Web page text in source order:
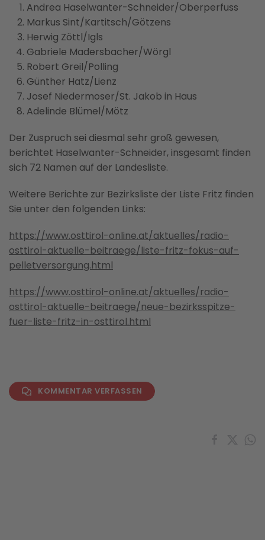
Andrea Haselwanter-Schneider/Oberperfuss
Markus Sint/Kartitsch/Götzens
Herwig Zöttl/Igls
Gabriele Madersbacher/Wörgl
Robert Greil/Polling
Günther Hatz/Lienz
Josef Niedermoser/St. Jakob in Haus
Adelinde Blümel/Mötz
Der Zuspruch sei diesmal sehr groß gewesen,
berichtet Haselwanter-Schneider, insgesamt finden
sich 72 Namen auf der Landesliste.
Weitere Berichte zur Bezirksliste der Liste Fritz finden
Sie unter den folgenden Links:
https://www.osttirol-online.at/aktuelles/radio-
osttirol-aktuelle-beitraege/liste-fritz-fokus-auf-
pelletversorgung.html
https://www.osttirol-online.at/aktuelles/radio-
osttirol-aktuelle-beitraege/neue-bezirksspitze-
fuer-liste-fritz-in-osttirol.html
KOMMENTAR VERFASSEN